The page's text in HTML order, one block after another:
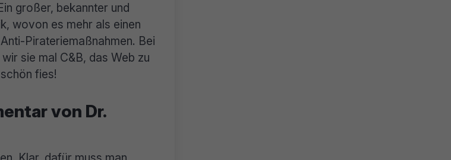
großer, bekannter und
wovon es mehr als einen
Pirateriemaßnahmen. Bei
sie mal C&B, das Web zu
fies!
von Dr.